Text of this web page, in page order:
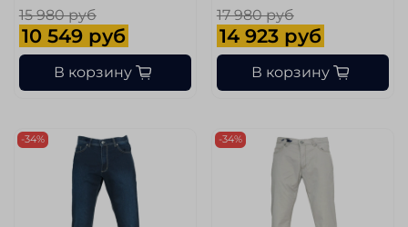
15 980 руб
10 549 руб
В корзину
17 980 руб
14 923 руб
В корзину
-34% -34%